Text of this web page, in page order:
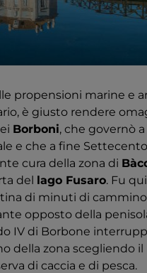
propensioni marine e
è giusto rendere
​Borboni​, che governò
e che a fine
cura della zona di
del lago Fusaro. Fu
di minuti di cammino
opposto della
IV di Borbone
della zona scegliendo il
di caccia e di pesca.